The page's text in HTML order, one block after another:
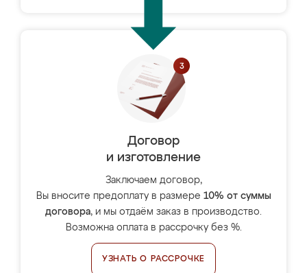
Договор
и изготовление
Заключаем договор,
Вы вносите предоплату в размере 10% от суммы
договора, и мы отдаём заказ в производство.
Возможна оплата в рассрочку без %.
УЗНАТЬ О РАССРОЧКЕ